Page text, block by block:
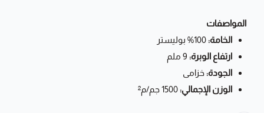
المواصفات
الخامة:
ارتفاع الوبرة:
الجودة:خزامى
الوزن الإجمالي: